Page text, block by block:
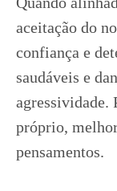
aceitação do
confiança e
saudáveis e
agressividade.
próprio,
pensamentos.